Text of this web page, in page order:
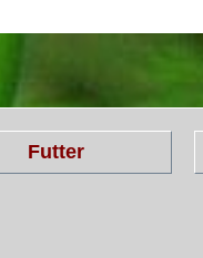
Futter